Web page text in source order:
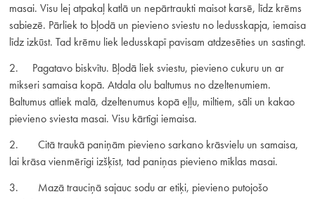
masai. Visu lej atpakaļ katlā un nepārtraukti maisot karsē, līdz krēms
sabiezē. Pārliek to bļodā un pievieno sviestu no ledusskapja, iemaisa
līdz izkūst. Tad krēmu liek ledusskapī pavisam atdzesēties un sastingt.
2. Pagatavo biskvītu. Bļodā liek sviestu, pievieno cukuru un ar
mikseri samaisa kopā. Atdala olu baltumus no dzeltenumiem.
Baltumus atliek malā, dzeltenumus kopā eļļu, miltiem, sāli un kakao
pievieno sviesta masai. Visu kārtīgi iemaisa.
2. Citā traukā paniņām pievieno sarkano krāsvielu un samaisa,
lai krāsa vienmērīgi izšķīst, tad paniņas pievieno mīklas masai.
3. Mazā trauciņā sajauc sodu ar etiķi, pievieno putojošo